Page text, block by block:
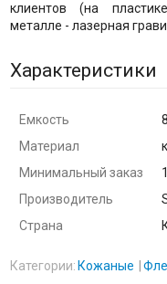
клиентов (на
металле - лазерная
Характеристики
Емкость
Материал
Минимальный заказ
Производитель
Страна
Категории: Кожаные